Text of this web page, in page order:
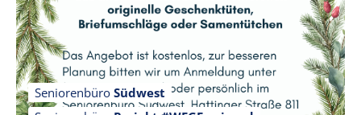
Seniorenbüro Südwest